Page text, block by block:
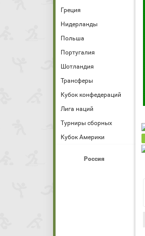
Греция
Нидерланды
Польша
Португалия
Шотландия
Трансферы
Кубок конфедераций
Лига наций
Турниры сборных
Кубок Америки
Россия